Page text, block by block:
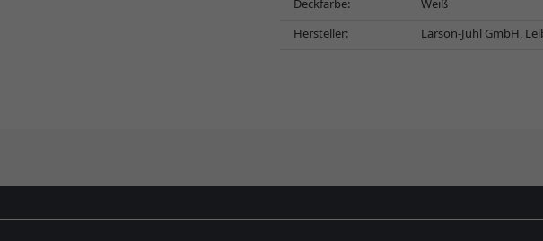
Deckfarbe:
Weiß
Hersteller:
Larson-Juhl GmbH,